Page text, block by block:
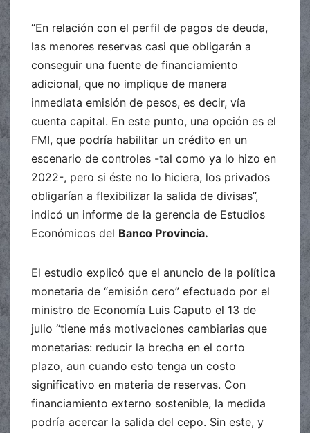
“En relación con el perfil de pagos de deuda,
las menores reservas casi que obligarán a
conseguir una fuente de financiamiento
adicional, que no implique de manera
inmediata emisión de pesos, es decir, vía
cuenta capital. En este punto, una opción es el
FMI, que podría habilitar un crédito en un
escenario de controles -tal como ya lo hizo en
2022-, pero si éste no lo hiciera, los privados
obligarían a flexibilizar la salida de divisas”,
indicó un informe de la gerencia de Estudios
Económicos del Banco Provincia.
El estudio explicó que el anuncio de la política
monetaria de “emisión cero” efectuado por el
ministro de Economía Luis Caputo el 13 de
julio “tiene más motivaciones cambiarias que
monetarias: reducir la brecha en el corto
plazo, aun cuando esto tenga un costo
significativo en materia de reservas. Con
financiamiento externo sostenible, la medida
podría acercar la salida del cepo. Sin este, y